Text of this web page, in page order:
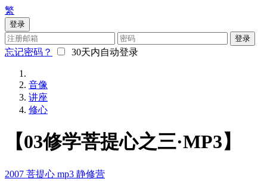
繁
登录
登录
忘记密码？ 30天内自动登录
音像
讲座
修心
【03修学菩提心之三·MP3】
2007 菩提心 mp3 静修营